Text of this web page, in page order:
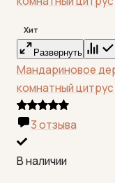
Хит
Развернуть
Мандариновое
комнатный цитрус
3 отзыва
В наличии